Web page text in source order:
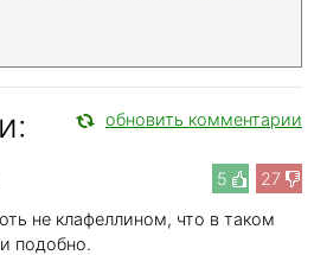
обновить комментарии
5 27
не клафеллином, что в таком
подобно.